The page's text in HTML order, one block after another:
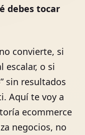
debes tocar
convierte, si
escalar, o si
sin resultados
Aquí te voy a
ecommerce
negocios, no